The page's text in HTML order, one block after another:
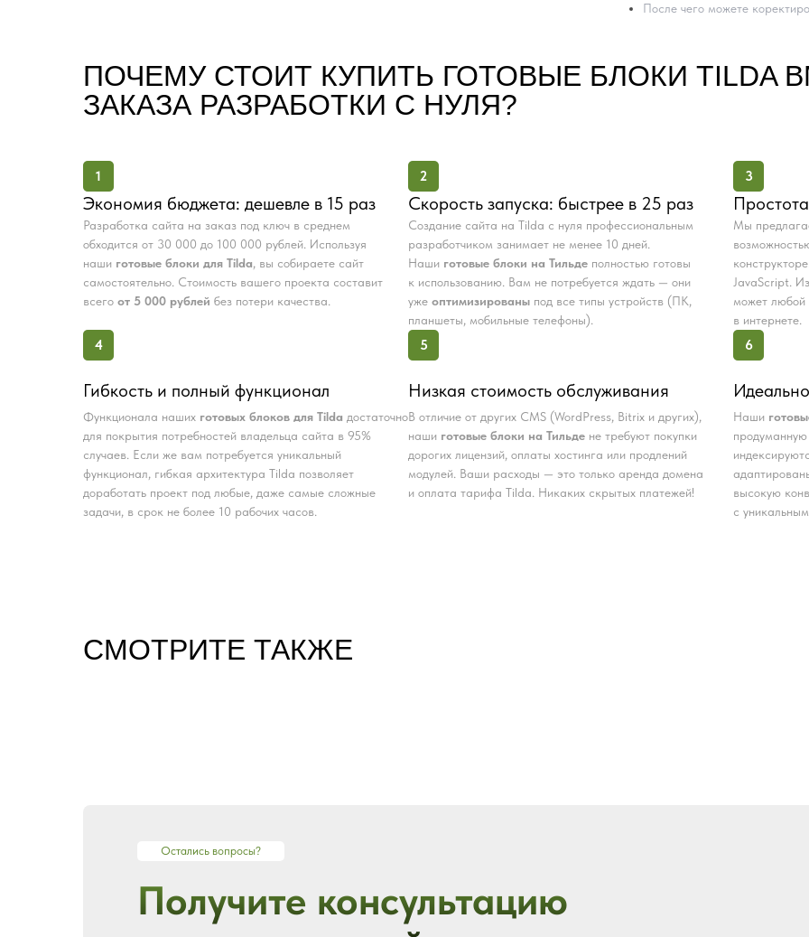
После чего можете
ПОЧЕМУ СТОИТ КУПИТЬ ГОТОВЫЕ БЛОКИ TILDA
ЗАКАЗА РАЗРАБОТКИ С НУЛЯ?
1
Экономия бюджета: дешевле в 15 раз
Разработка сайта на заказ под ключ в среднем
обходится от 30 000 до 100 000 рублей. Используя
наши готовые блоки для Tilda, вы собираете сайт
самостоятельно. Стоимость вашего проекта составит
всего от 5 000 рублей без потери качества.
2
Скорость запуска: быстрее в 25 раз
Создание сайта на Tilda с нуля профессиональным
разработчиком занимает не менее 10 дней.
Наши готовые блоки на Тильде полностью готовы
к использованию. Вам не потребуется ждать — они
уже оптимизированы под все типы устройств (ПК,
планшеты, мобильные телефоны).
3
Мы
JavaScript.
может любой
в интернете.
Функционала наших готовых блоков для Tilda достаточно
для покрытия потребностей владельца сайта в 95%
случаев. Если же вам потребуется уникальный
функционал, гибкая архитектура Tilda позволяет
доработать проект под любые, даже самые сложные
задачи, в срок не более 10 рабочих часов.
Гибкость и полный функционал
4
В отличие от других CMS (WordPress, Bitrix и других),
наши готовые блоки на Тильде не требуют покупки
дорогих лицензий, оплаты хостинга или продлений
модулей. Ваши расходы — это только аренда домена
и оплата тарифа Tilda. Никаких скрытых платежей!
Низкая стоимость обслуживания
5
Наши
продуманную
высокую
с
6
CМОТРИТЕ ТАКЖЕ
Получите консультацию
Остались вопросы?